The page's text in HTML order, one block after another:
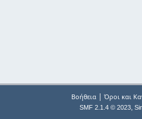
Βοήθεια| Όροι και
SMF 2.1.4 © 2023,